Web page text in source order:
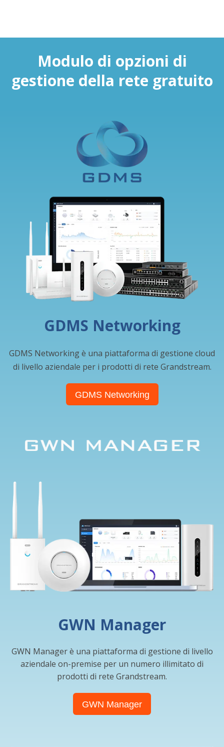
Modulo di opzioni di
gestione della rete gratuito
GDMS Networking
GDMS Networking è una piattaforma di gestione cloud
di livello aziendale per i prodotti di rete Grandstream.
GDMS Networking
GWN Manager
GWN Manager è una piattaforma di gestione di livello
aziendale on-premise per un numero illimitato di
prodotti di rete Grandstream.
GWN Manager